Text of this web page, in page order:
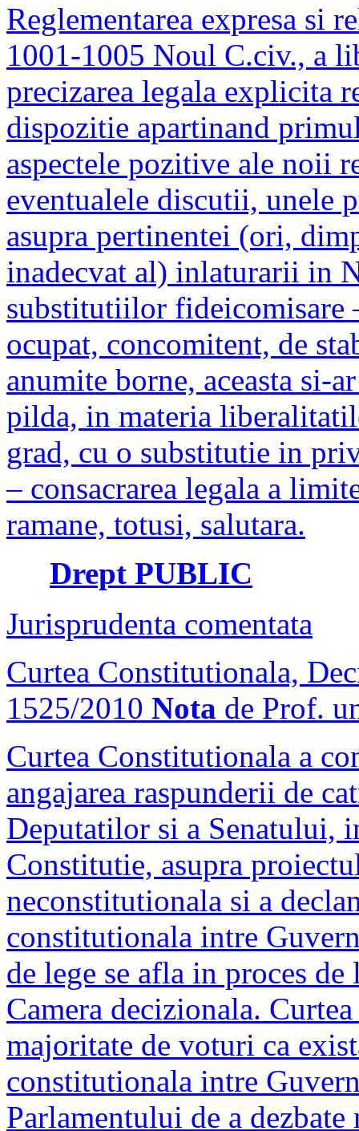
Reglementarea expresa si
1001-1005 Noul C.civ., a
precizarea legala explicita
dispozitie apartinand
aspectele pozitive ale noii
eventualele discutii, unele
asupra pertinentei (ori,
inadecvat al) inlaturarii in
substitutiilor fideicomisare
ocupat, concomitent, de
anumite borne, aceasta si-
pilda, in materia
grad, cu o substitutie in
– consacrarea legala a
ramane, totusi, salutara.
Drept PUBLIC
Jurisprudenta comentata
Curtea Constitutionala,
1525/2010 Nota de Prof.
Curtea Constitutionala a
angajarea raspunderii de
Deputatilor si a Senatului,
Constitutie, asupra
neconstitutionala si a
constitutionala intre
de lege se afla in proces
Camera decizionala.
majoritate de voturi ca
constitutionala intre
Parlamentului de a dezbate